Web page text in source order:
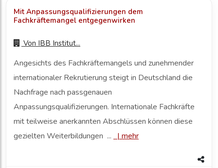
Mit Anpassungsqualifizierungen dem
Fachkräftemangel entgegenwirken
Von IBB Institut...
Angesichts des Fachkräftemangels und zunehmender
internationaler Rekrutierung steigt in Deutschland die
Nachfrage nach passgenauen
Anpassungsqualifizierungen. Internationale Fachkräfte
mit teilweise anerkannten Abschlüssen können diese
gezielten Weiterbildungen ...
| mehr